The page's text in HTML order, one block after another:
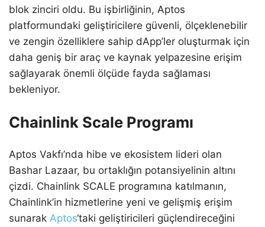
blok zinciri oldu. Bu işbirliğinin, Aptos
platformundaki geliştiricilere güvenli, ölçeklenebilir
ve zengin özelliklere sahip dApp’ler oluşturmak için
daha geniş bir araç ve kaynak yelpazesine erişim
sağlayarak önemli ölçüde fayda sağlaması
bekleniyor.
Chainlink Scale Programı
Aptos Vakfı’nda hibe ve ekosistem lideri olan
Bashar Lazaar, bu ortaklığın potansiyelinin altını
çizdi. Chainlink SCALE programına katılmanın,
Chainlink’in hizmetlerine yeni ve gelişmiş erişim
sunarak Aptos‘taki geliştiricileri güçlendireceğini